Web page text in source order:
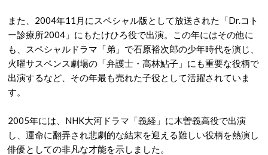
また、2004年11月にスペシャル版として放送された「Dr.コト
ー診療所2004」にもたけひろ役で出演。この年にはその他に
も、スペシャルドラマ「弟」で石原裕次郎の少年時代を演じ、
火曜サスペンス劇場の「弁護士・高林鮎子」にも重要な役柄で
出演するなど、その年最も売れた子役として活躍されていま
す。
2005年には、NHK大河ドラマ「義経」に木曽義高役で出演
し、運命に翻弄され悲劇的な結末を迎える難しい役柄を熱演し
俳優としての非凡な才能を示しました。